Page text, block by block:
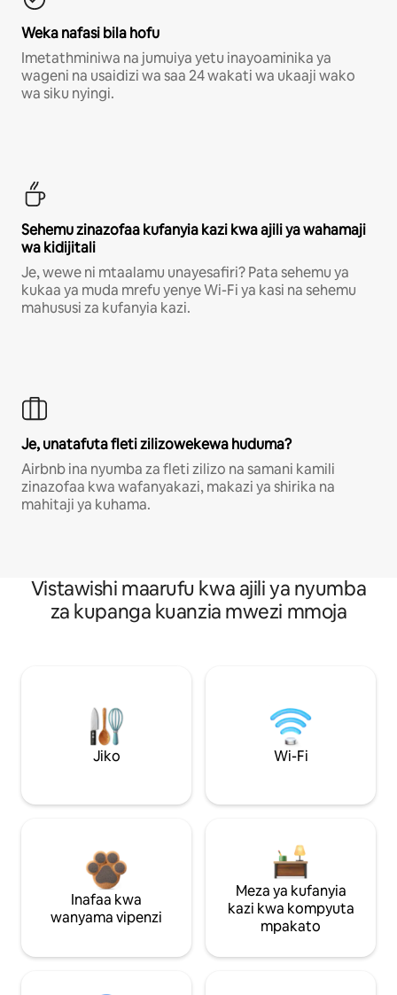
Weka nafasi bila hofu
Imetathminiwa na jumuiya yetu inayoaminika ya
wageni na usaidizi wa saa 24 wakati wa ukaaji wako
wa siku nyingi.
Sehemu zinazofaa kufanyia kazi kwa ajili ya wahamaji
wa kidijitali
Je, wewe ni mtaalamu unayesafiri? Pata sehemu ya
kukaa ya muda mrefu yenye Wi-Fi ya kasi na sehemu
mahususi za kufanyia kazi.
Je, unatafuta fleti zilizowekewa huduma?
Airbnb ina nyumba za fleti zilizo na samani kamili
zinazofaa kwa wafanyakazi, makazi ya shirika na
mahitaji ya kuhama.
Vistawishi maarufu kwa ajili ya nyumba
za kupanga kuanzia mwezi mmoja
Jiko Wi-Fi
Inafaa kwa
wanyama vipenzi
Meza ya kufanyia
kazi kwa kompyuta
mpakato